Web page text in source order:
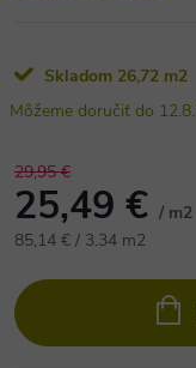
Skladom 26,72 m2
29,95 €
25,49 € / m2
Jednotková
85,14 € / 3.34 m2